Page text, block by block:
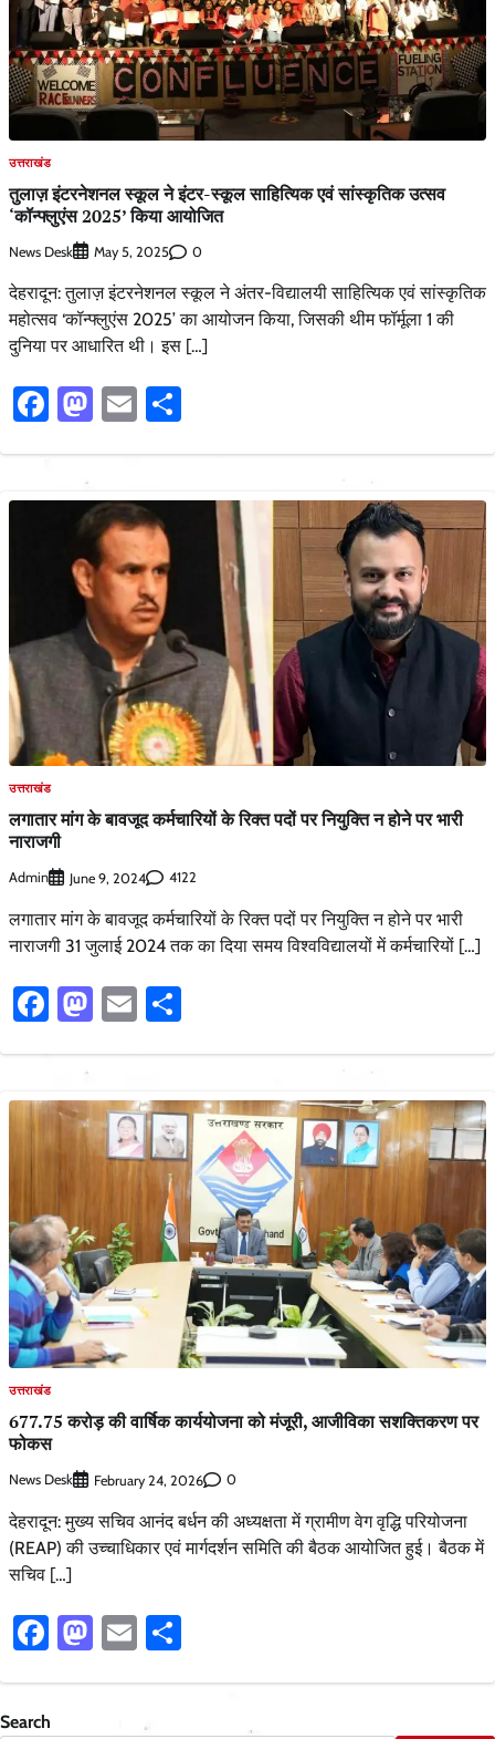
उत्तराखंड
तुलाज़ इंटरनेशनल स्कूल ने इंटर-स्कूल साहित्यिक एवं सांस्कृतिक उत्सव
‘कॉन्फ्लुएंस 2025’ किया आयोजित
News Desk May 5, 2025 0
देहरादून: तुलाज़ इंटरनेशनल स्कूल ने अंतर-विद्यालयी साहित्यिक एवं सांस्कृतिक
महोत्सव ‘कॉन्फ्लुएंस 2025’ का आयोजन किया, जिसकी थीम फॉर्मूला 1 की
दुनिया पर आधारित थी। इस […]
Facebook
Mastodon
Email
उत्तराखंड
लगातार मांग के बावजूद कर्मचारियों के रिक्त पदों पर नियुक्ति न होने पर भारी
नाराजगी
Admin June 9, 2024 4122
लगातार मांग के बावजूद कर्मचारियों के रिक्त पदों पर नियुक्ति न होने पर भारी
नाराजगी 31 जुलाई 2024 तक का दिया समय विश्वविद्यालयों में कर्मचारियों […]
Facebook
Mastodon
Email
उत्तराखंड
677.75 करोड़ की वार्षिक कार्ययोजना को मंजूरी, आजीविका सशक्तिकरण पर
फोकस
News Desk February 24, 2026 0
देहरादून: मुख्य सचिव आनंद बर्धन की अध्यक्षता में ग्रामीण वेग वृद्धि परियोजना
(REAP) की उच्चाधिकार एवं मार्गदर्शन समिति की बैठक आयोजित हुई। बैठक में
सचिव […]
Facebook
Mastodon
Email
Search